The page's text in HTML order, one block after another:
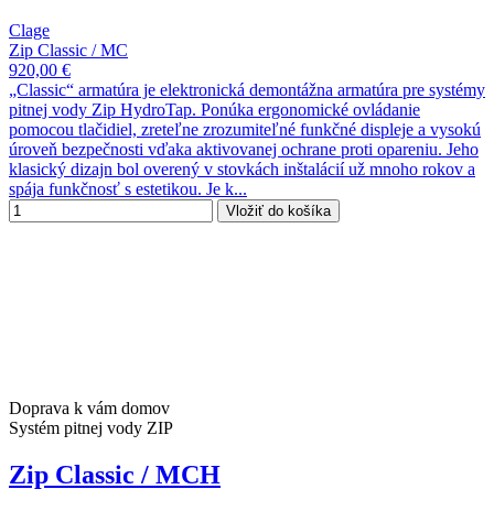
Clage
Zip Classic / MC
920,00 €
„Classic“ armatúra je elektronická demontážna armatúra pre systémy
pitnej vody Zip HydroTap. Ponúka ergonomické ovládanie
pomocou tlačidiel, zreteľne zrozumiteľné funkčné displeje a vysokú
úroveň bezpečnosti vďaka aktivovanej ochrane proti opareniu. Jeho
klasický dizajn bol overený v stovkách inštalácií už mnoho rokov a
spája funkčnosť s estetikou. Je k...
Vložiť do košíka
Doprava k vám domov
Systém pitnej vody ZIP
Zip Classic / MCH